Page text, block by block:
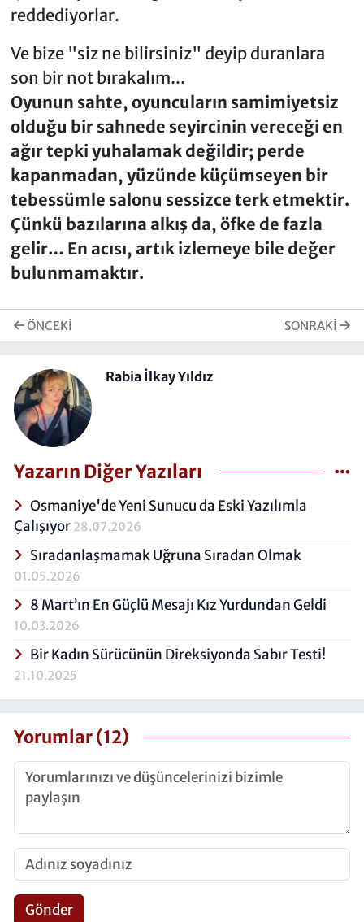
reddediyorlar.
Ve bize "siz ne bilirsiniz" deyip duranlara
son bir not bırakalım...
Oyunun sahte, oyuncuların samimiyetsiz
olduğu bir sahnede seyircinin vereceği en
ağır tepki yuhalamak değildir; perde
kapanmadan, yüzünde küçümseyen bir
tebessümle salonu sessizce terk etmektir.
Çünkü bazılarına alkış da, öfke de fazla
gelir… En acısı, artık izlemeye bile değer
bulunmamaktır.
ÖNCEKI SONRAKI
Rabia İlkay Yıldız
Yazarın Diğer Yazıları
Osmaniye'de Yeni Sunucu da Eski Yazılımla
Çalışıyor 28.07.2026
Sıradanlaşmamak Uğruna Sıradan Olmak
01.05.2026
8 Mart’ın En Güçlü Mesajı Kız Yurdundan Geldi
10.03.2026
Bir Kadın Sürücünün Direksiyonda Sabır Testi!
21.10.2025
Yorumlar (12)
Gönder